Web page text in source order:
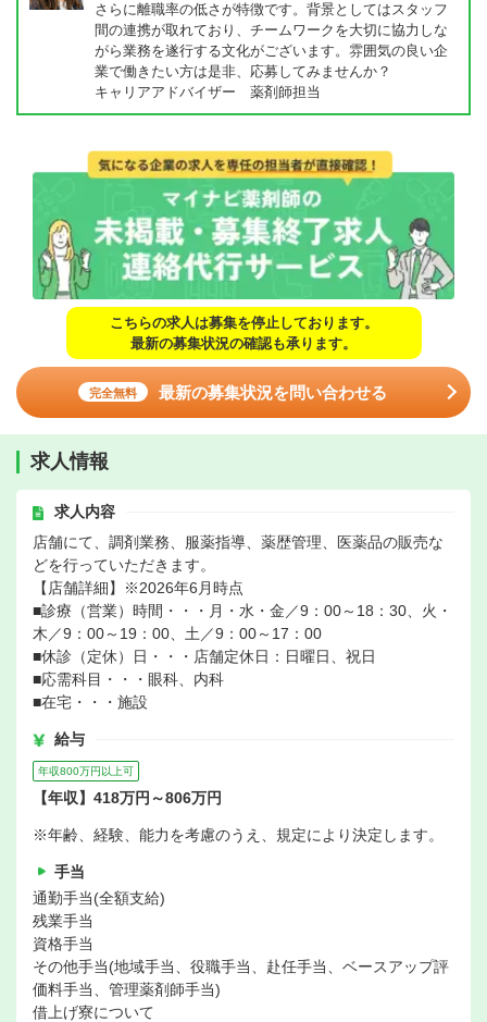
さらに離職率の低さが特徴です。背景としてはスタッフ
間の連携が取れており、チームワークを大切に協力しな
がら業務を遂行する文化がございます。雰囲気の良い企
業で働きたい方は是非、応募してみませんか？
キャリアアドバイザー 薬剤師担当
こちらの求人は募集を停止しております。
最新の募集状況の確認も承ります。
完全無料 最新の募集状況を問い合わせる
求人情報
求人内容
店舗にて、調剤業務、服薬指導、薬歴管理、医薬品の販売な
どを行っていただきます。
【店舗詳細】※2026年6月時点
■診療（営業）時間・・・月・水・金／9：00～18：30、火・
木／9：00～19：00、土／9：00～17：00
■休診（定休）日・・・店舗定休日：日曜日、祝日
■応需科目・・・眼科、内科
■在宅・・・施設
給与
年収800万円以上可
【年収】418万円～806万円
※年齢、経験、能力を考慮のうえ、規定により決定します。
手当
通勤手当(全額支給)
残業手当
資格手当
その他手当(地域手当、役職手当、赴任手当、ベースアップ評
価料手当、管理薬剤師手当)
借上げ寮について